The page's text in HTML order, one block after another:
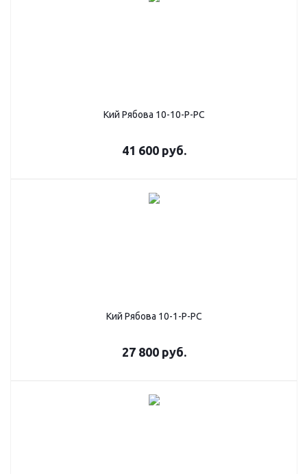
Кий Рябова 10-10-Р-РС
41 600 руб.
Кий Рябова 10-1-Р-РС
27 800 руб.